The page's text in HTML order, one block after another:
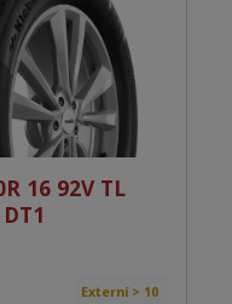
16 92V TL
Externí > 10